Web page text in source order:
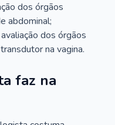
dos órgãos
abdominal;
avaliação dos órgãos
na vagina.
faz na